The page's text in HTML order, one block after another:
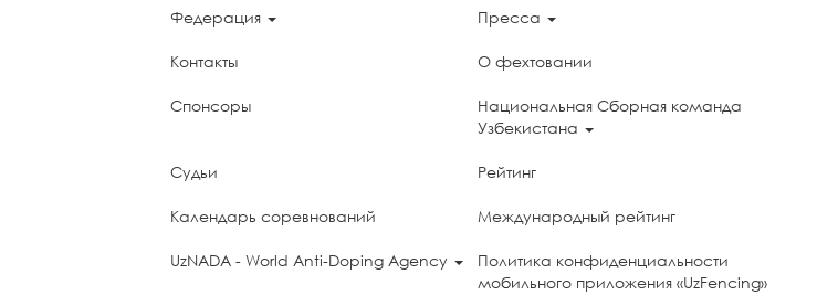
Федерация Пресса
Контакты О фехтовании
Спонсоры
Национальная Сборная команда
Узбекистана
Судьи Рейтинг
Календарь соревнований Международный рейтинг
UzNADA - World Anti-Doping Agency
Политика конфиденциальности
мобильного приложения «UzFencing»